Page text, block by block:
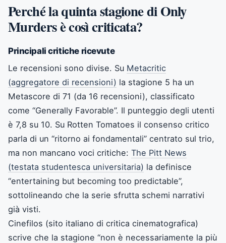
Perché la quinta stagione di Only
Murders è così criticata?
Principali critiche ricevute
Le recensioni sono divise. Su Metacritic
(aggregatore di recensioni) la stagione 5 ha un
Metascore di 71 (da 16 recensioni), classificato
come “Generally Favorable”. Il punteggio degli utenti
è 7,8 su 10. Su Rotten Tomatoes il consenso critico
parla di un “ritorno ai fondamentali” centrato sul trio,
ma non mancano voci critiche: The Pitt News
(testata studentesca universitaria) la definisce
“entertaining but becoming too predictable”,
sottolineando che la serie sfrutta schemi narrativi
già visti.
Cinefilos (sito italiano di critica cinematografica)
scrive che la stagione “non è necessariamente la più